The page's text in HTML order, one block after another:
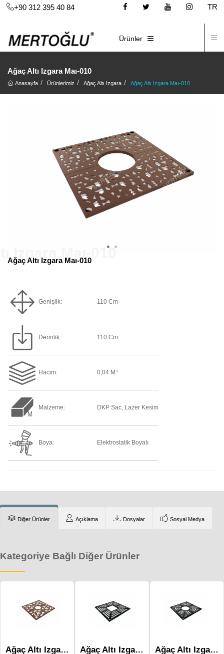
+90 312 395 40 84
TR
Ürünler
Ağaç Altı Izgara Maı-010
Anasayfa Ürünlerimiz Ağaç Altı Izgara Ağaç Altı Izgara Maı-010
Ağaç Altı Izgara Maı-010
Genişlik: 110 Cm
Derinlik: 110 Cm
Hacim: 0,04 M³
Malzeme: DKP Sac, Lazer Kesim
Boya: Elektrostatik Boyalı
Diğer Ürünler Açıklama Dosyalar Sosyal Medya
Kategoriye Bağlı Diğer Ürünler
Ağaç Altı Izgara Maı-009 Ağaç Altı Izgara Maı-007 Ağaç Altı Izgara Maı-004